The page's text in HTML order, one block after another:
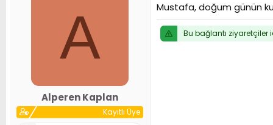
A
Alperen Kaplan
Kayıtlı Üye
Mustafa, doğum günün
Bu bağlantı ziyaretçiler